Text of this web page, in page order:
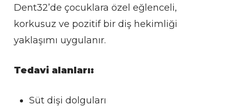
Dent32’de çocuklara özel eğlenceli,
korkusuz ve pozitif bir diş hekimliği
yaklaşımı uygulanır.
Tedavi alanları:
Süt dişi dolguları